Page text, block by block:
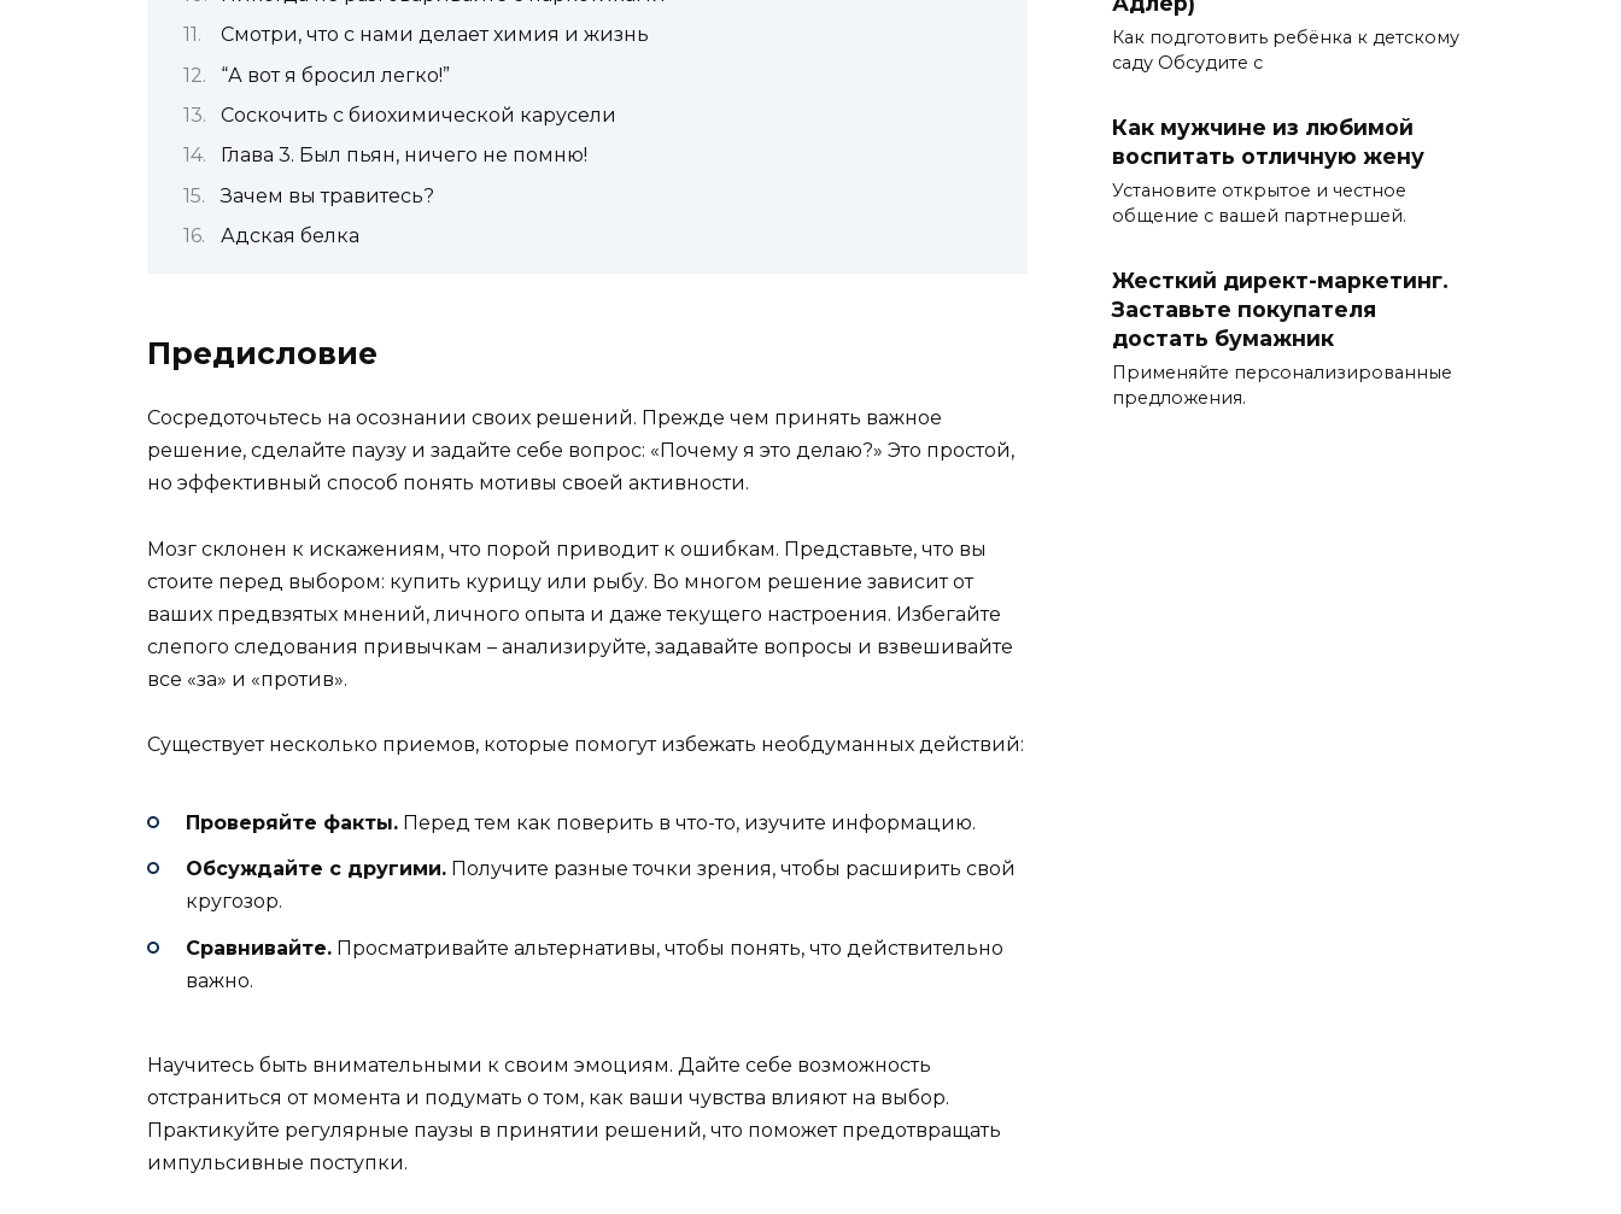
Смотри, что с нами делает химия и жизнь
“А вот я бросил легко!”
Соскочить с биохимической карусели
Глава 3. Был пьян, ничего не помню!
Зачем вы травитесь?
Адская белка
Предисловие
Сосредоточьтесь на осознании своих решений. Прежде чем принять важное
решение, сделайте паузу и задайте себе вопрос: «Почему я это делаю?» Это простой,
но эффективный способ понять мотивы своей активности.
Мозг склонен к искажениям, что порой приводит к ошибкам. Представьте, что вы
стоите перед выбором: купить курицу или рыбу. Во многом решение зависит от
ваших предвзятых мнений, личного опыта и даже текущего настроения. Избегайте
слепого следования привычкам – анализируйте, задавайте вопросы и взвешивайте
все «за» и «против».
Существует несколько приемов, которые помогут избежать необдуманных действий:
Проверяйте факты. Перед тем как поверить в что-то, изучите информацию.
Обсуждайте с другими. Получите разные точки зрения, чтобы расширить свой
кругозор.
Сравнивайте. Просматривайте альтернативы, чтобы понять, что действительно
важно.
Научитесь быть внимательными к своим эмоциям. Дайте себе возможность
отстраниться от момента и подумать о том, как ваши чувства влияют на выбор.
Практикуйте регулярные паузы в принятии решений, что поможет предотвращать
импульсивные поступки.
Как подготовить ребёнка к детскому
саду Обсудите с
Как мужчине из любимой
воспитать отличную жену
Установите открытое и честное
общение с вашей партнершей.
Жесткий директ-маркетинг.
Заставьте покупателя
достать бумажник
Применяйте персонализированные
предложения.